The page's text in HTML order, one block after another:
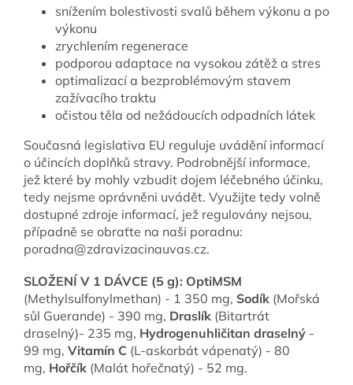
snížením bolestivosti svalů během výkonu a po
výkonu
zrychlením regenerace
podporou adaptace na vysokou zátěž a stres
optimalizací a bezproblémovým stavem
zažívacího traktu
očistou těla od nežádoucích odpadních látek
Současná legislativa EU reguluje uvádění informací
o účincích doplňků stravy. Podrobnější informace,
jež které by mohly vzbudit dojem léčebného účinku,
tedy nejsme oprávněni uvádět. Využijte tedy volně
dostupné zdroje informací, jež regulovány nejsou,
případně se obraťte na naši poradnu:
poradna@zdravizacinauvas.cz.
SLOŽENÍ V 1 DÁVCE (5 g): OptiMSM
(Methylsulfonylmethan) - 1 350 mg, Sodík (Mořská
sůl Guerande) - 390 mg, Draslík (Bitartrát
draselný)- 235 mg, Hydrogenuhličitan draselný -
99 mg, Vitamín C (L-askorbát vápenatý) - 80
mg, Hořčík (Malát hořečnatý) - 52 mg.